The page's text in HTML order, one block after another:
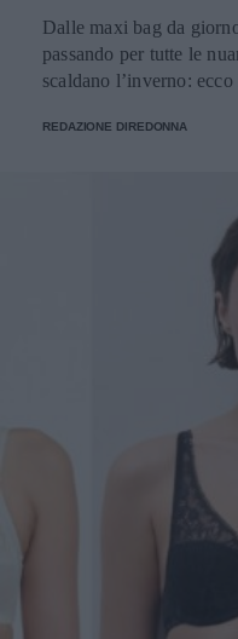
Dalle maxi bag da
passando per tutte le
scaldano l’inverno:
REDAZIONE DIREDONNA